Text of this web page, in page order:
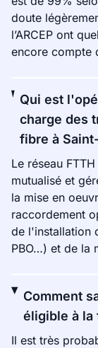
doute
l’ARCEP ont
encore compte
Qui est
charge des
fibre à
Le réseau
mutualisé et
la mise en
raccordement
de l'installation
PBO…) et de la
Comment
éligible à la
Il est très